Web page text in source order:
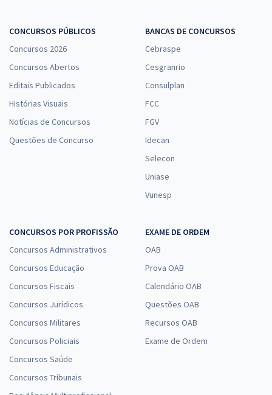
CONCURSOS PÚBLICOS
Concursos 2026
Concursos Abertos
Editais Publicados
Histórias Visuais
Notícias de Concursos
Questões de Concurso
BANCAS DE CONCURSOS
Cebraspe
Cesgranrio
Consulplan
FCC
FGV
Idecan
Selecon
Uniase
Vunesp
CONCURSOS POR PROFISSÃO
Concursos Administrativos
Concursos Educação
Concursos Fiscais
Concursos Jurídicos
Concursos Militares
Concursos Policiais
Concursos Saúde
Concursos Tribunais
EXAME DE ORDEM
OAB
Prova OAB
Calendário OAB
Questões OAB
Recursos OAB
Exame de Ordem